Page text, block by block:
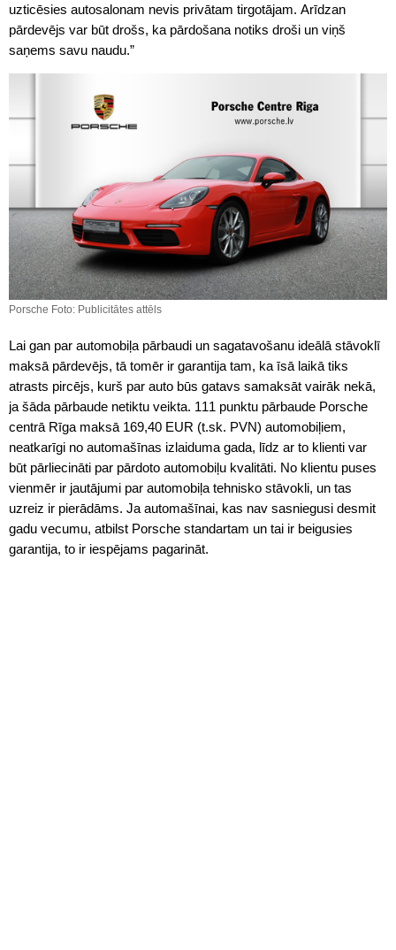
uzticēsies autosalonam nevis privātam tirgotājam. Arīdzan
pārdevējs var būt drošs, ka pārdošana notiks droši un viņš
saņems savu naudu.”
Porsche Foto: Publicitātes attēls
Lai gan par automobiļa pārbaudi un sagatavošanu ideālā stāvoklī
maksā pārdevējs, tā tomēr ir garantija tam, ka īsā laikā tiks
atrasts pircējs, kurš par auto būs gatavs samaksāt vairāk nekā,
ja šāda pārbaude netiktu veikta. 111 punktu pārbaude Porsche
centrā Rīga maksā 169,40 EUR (t.sk. PVN) automobiļiem,
neatkarīgi no automašīnas izlaiduma gada, līdz ar to klienti var
būt pārliecināti par pārdoto automobiļu kvalitāti. No klientu puses
vienmēr ir jautājumi par automobiļa tehnisko stāvokli, un tas
uzreiz ir pierādāms. Ja automašīnai, kas nav sasniegusi desmit
gadu vecumu, atbilst Porsche standartam un tai ir beigusies
garantija, to ir iespējams pagarināt.